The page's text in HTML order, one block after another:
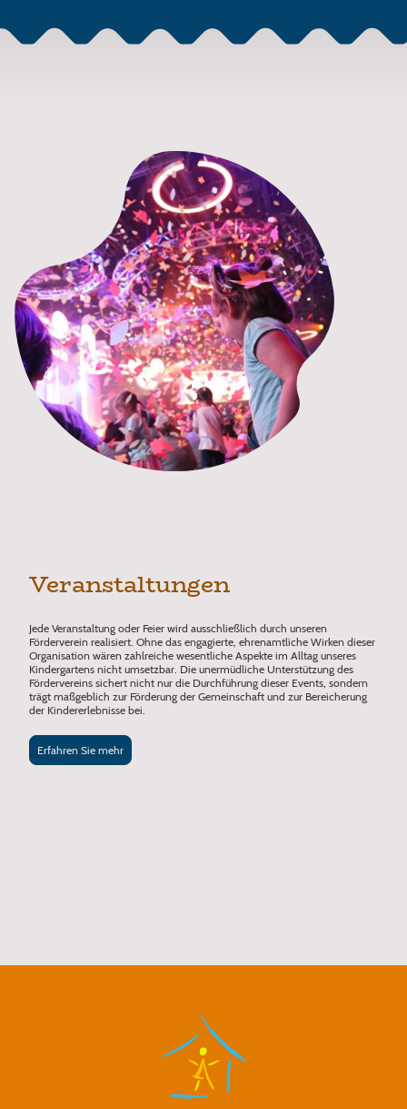
Veranstaltungen
Jede Veranstaltung oder Feier wird ausschließlich durch unseren
Förderverein realisiert. Ohne das engagierte, ehrenamtliche Wirken dieser
Organisation wären zahlreiche wesentliche Aspekte im Alltag unseres
Kindergartens nicht umsetzbar. Die unermüdliche Unterstützung des
Fördervereins sichert nicht nur die Durchführung dieser Events, sondern
trägt maßgeblich zur Förderung der Gemeinschaft und zur Bereicherung
der Kindererlebnisse bei.
Erfahren Sie mehr